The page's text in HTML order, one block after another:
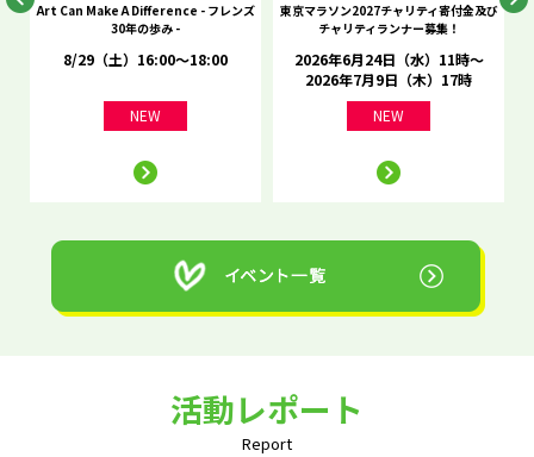
Art Can Make A Difference - フレンズ
30年の歩み -
8/29（土）16:00～18:00
NEW
東京マラソン2027チャリティ寄付金及び
チャリティランナー募集！
2026年6月24日（水）11時～
2026年7月9日（木）17時
NEW
活動レポート
Report